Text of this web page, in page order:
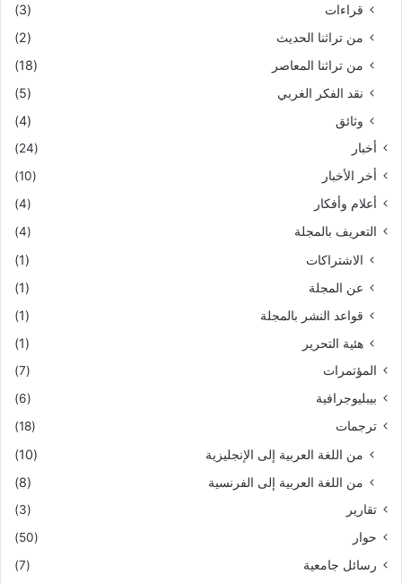
قراءات
(3)
من تراثنا الحديث
(2)
من تراثنا المعاصر
(18)
نقد الفكر الغربي
(5)
وثائق
(4)
أخبار
(24)
أخر الأخبار
(10)
أعلام وأفكار
(4)
التعريف بالمجلة
(4)
الاشتراكات
(1)
عن المجلة
(1)
قواعد النشر بالمجلة
(1)
هئية التحرير
(1)
المؤتمرات
(7)
بيبليوجرافية
(6)
ترجمات
(18)
من اللغة العربية إلى الإنجليزية
(10)
من اللغة العربية إلى الفرنسية
(8)
تقارير
(3)
حوار
(50)
رسائل جامعية
(7)